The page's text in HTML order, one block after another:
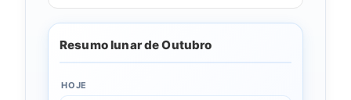
Resumo lunar de Outubro
HOJE